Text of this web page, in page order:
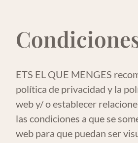
ETS EL QUE MENGES
política de privacidad y la
web y/ o establecer
las condiciones a que se
web para que puedan ser